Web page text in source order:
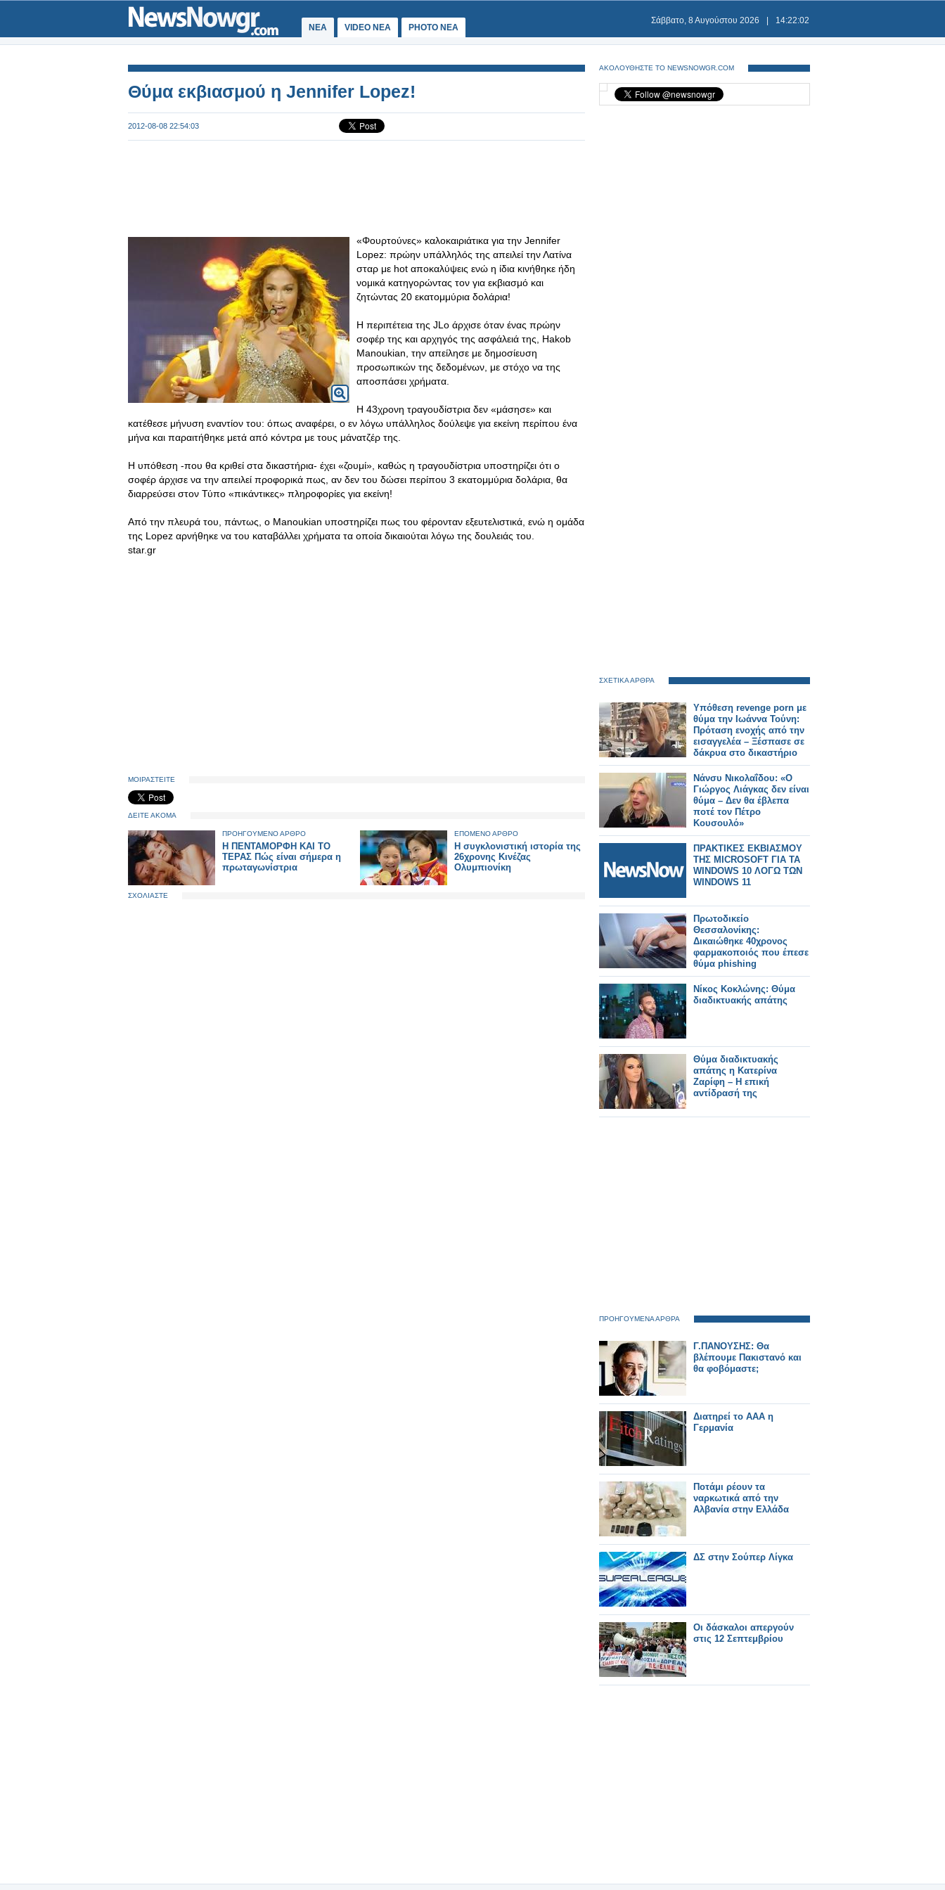
ΝΕΑ VIDEO NEA PHOTO NEA
Σάββατο, 8 Αυγούστου 2026 14:22:02
Θύμα εκβιασμού η Jennifer Lopez!
2012-08-08 22:54:03
​«Φουρτούνες» καλοκαιριάτικα για την Jennifer
Lopez: πρώην υπάλληλός της απειλεί την Λατίνα
σταρ με hot αποκαλύψεις ενώ η ίδια κινήθηκε ήδη
νομικά κατηγορώντας τον για εκβιασμό και
ζητώντας 20 εκατομμύρια δολάρια!
Η περιπέτεια της JLo άρχισε όταν ένας πρώην
σοφέρ της και αρχηγός της ασφάλειά της, Hakob
Manoukian, την απείλησε με δημοσίευση
προσωπικών της δεδομένων, με στόχο να της
αποσπάσει χρήματα.
Η 43χρονη τραγουδίστρια δεν «μάσησε» και
κατέθεσε μήνυση εναντίον του: όπως αναφέρει, ο εν λόγω υπάλληλος δούλεψε για εκείνη περίπου ένα
μήνα και παραιτήθηκε μετά από κόντρα με τους μάνατζέρ της.
Η υπόθεση -που θα κριθεί στα δικαστήρια- έχει «ζουμί», καθώς η τραγουδίστρια υποστηρίζει ότι ο
σοφέρ άρχισε να την απειλεί προφορικά πως, αν δεν του δώσει περίπου 3 εκατομμύρια δολάρια, θα
διαρρεύσει στον Τύπο «πικάντικες» πληροφορίες για εκείνη!
Από την πλευρά του, πάντως, ο Manoukian υποστηρίζει πως του φέρονταν εξευτελιστικά, ενώ η ομάδα
της Lopez αρνήθηκε να του καταβάλλει χρήματα τα οποία δικαιούται λόγω της δουλειάς του.
star.gr
ΜΟΙΡΑΣΤΕΙΤΕ
ΔΕΙΤΕ ΑΚΟΜΑ
ΠΡΟΗΓΟΥΜΕΝΟ ΑΡΘΡΟ
Η ΠΕΝΤΑΜΟΡΦΗ ΚΑΙ ΤΟ
ΤΕΡΑΣ Πώς είναι σήμερα η
πρωταγωνίστρια
ΕΠΟΜΕΝΟ ΑΡΘΡΟ
Η συγκλονιστική ιστορία της
26χρονης Κινέζας
Ολυμπιονίκη
ΣΧΟΛΙΑΣΤΕ
ΑΚΟΛΟΥΘΗΣΤΕ ΤΟ NEWSNOWGR.COM
ΣΧΕΤΙΚΑ ΑΡΘΡΑ
Υπόθεση revenge porn με
θύμα την Ιωάννα Τούνη:
Πρόταση ενοχής από την
εισαγγελέα – Ξέσπασε σε
δάκρυα στο δικαστήριο
Νάνσυ Νικολαΐδου: «Ο
Γιώργος Λιάγκας δεν είναι
θύμα – Δεν θα έβλεπα
ποτέ τον Πέτρο
Κουσουλό»
ΠΡΑΚΤΙΚΕΣ ΕΚΒΙΑΣΜΟΥ
ΤΗΣ MICROSOFT ΓΙΑ ΤΑ
WINDOWS 10 ΛΟΓΩ ΤΩΝ
WINDOWS 11
Πρωτοδικείο
Θεσσαλονίκης:
Δικαιώθηκε 40χρονος
φαρμακοποιός που έπεσε
θύμα phishing
Νίκος Κοκλώνης: Θύμα
διαδικτυακής απάτης
Θύμα διαδικτυακής
απάτης η Κατερίνα
Ζαρίφη – Η επική
αντίδρασή της
ΠΡΟΗΓΟΥΜΕΝΑ ΑΡΘΡΑ
Γ.ΠΑΝΟΥΣΗΣ: Θα
βλέπουμε Πακιστανό και
θα φοβόμαστε;
Διατηρεί το ΑΑA η
Γερμανία
Ποτάμι ρέουν τα
ναρκωτικά από την
Αλβανία στην Ελλάδα
ΔΣ στην Σούπερ Λίγκα
Οι δάσκαλοι απεργούν
στις 12 Σεπτεμβρίου